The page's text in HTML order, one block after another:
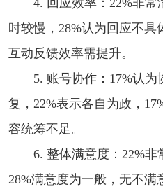
时较慢，28%认为回应不具
互动反馈效率需提升。
5. 账号协作：17%认
复，22%表示各自为政，
容统筹不足。
6. 整体满意度：22%非
28%满意度为一般，无不